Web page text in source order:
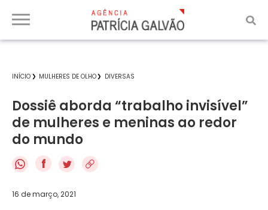
INÍCIO MULHERES DE OLHO DIVERSAS
Dossiê aborda “trabalho invisível”
de mulheres e meninas ao redor
do mundo
f
16 de março, 2021